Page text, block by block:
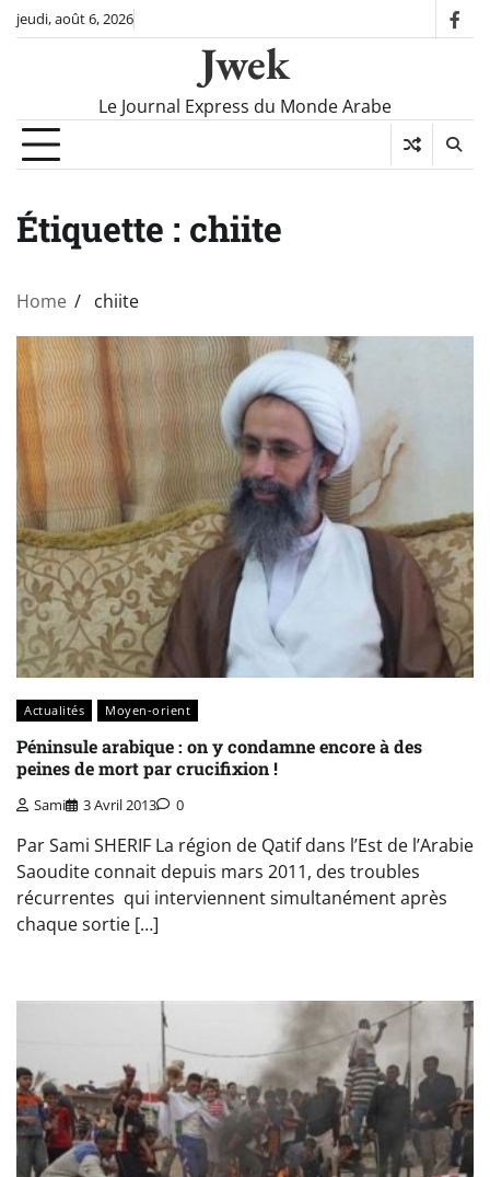
Skipjeudi, août 6, 2026
Jwek
Le Journal Express du Monde Arabe
Étiquette : chiite
Home chiite
Actualités Moyen-orient
Péninsule arabique : on y condamne encore à des
peines de mort par crucifixion !
Sami 3 Avril 2013 0
Par Sami SHERIF La région de Qatif dans l’Est de l’Arabie
Saoudite connait depuis mars 2011, des troubles
récurrentes qui interviennent simultanément après
chaque sortie […]